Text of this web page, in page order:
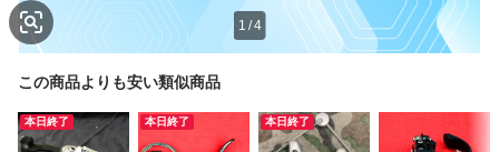
1 /4
この商品よりも安い類似商品
本日終了 本日終了 本日終了